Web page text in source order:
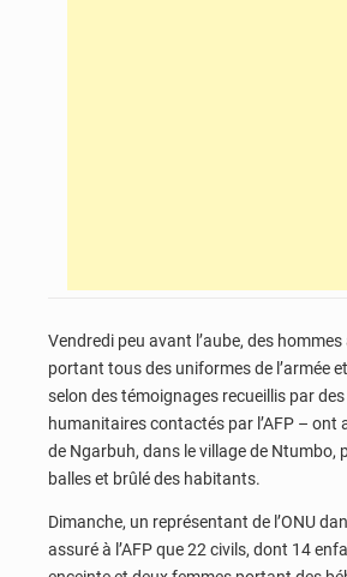
Vendredi peu avant l’aube, des
portant tous des uniformes de l’armée
selon des témoignages recueillis par
humanitaires contactés par l’AFP – ont
de Ngarbuh, dans le village de Ntumbo,
balles et brûlé des habitants.
Dimanche, un représentant de l’ONU
assuré à l’AFP que 22 civils, dont 14